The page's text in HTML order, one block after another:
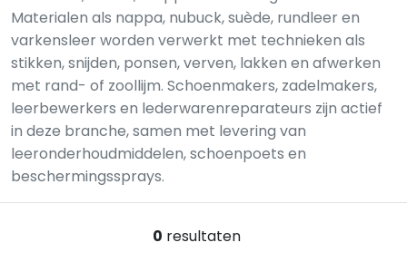
Materialen als nappa, nubuck, suède, rundleer en
varkensleer worden verwerkt met technieken als
stikken, snijden, ponsen, verven, lakken en afwerken
met rand- of zoollijm. Schoenmakers, zadelmakers,
leerbewerkers en lederwaren­reparateurs zijn actief
in deze branche, samen met levering van
leeronderhoud­middelen, schoenpoets en
beschermingssprays.
0 resultaten